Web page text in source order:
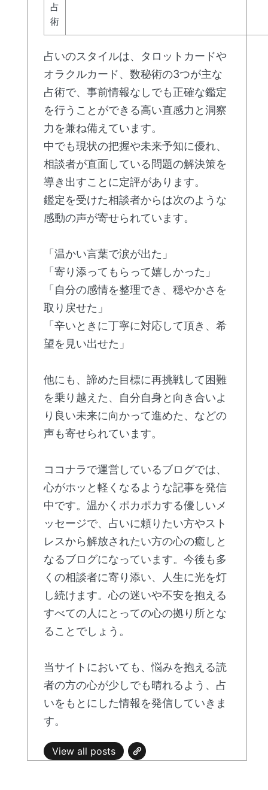
占
術
占いのスタイルは、タロットカードや
オラクルカード、数秘術の3つが主な
占術で、事前情報なしでも正確な鑑定
を行うことができる高い直感力と洞察
力を兼ね備えています。
中でも現状の把握や未来予知に優れ、
相談者が直面している問題の解決策を
導き出すことに定評があります。
鑑定を受けた相談者からは次のような
感動の声が寄せられています。
「温かい言葉で涙が出た」
「寄り添ってもらって嬉しかった」
「自分の感情を整理でき、穏やかさを
取り戻せた」
「辛いときに丁寧に対応して頂き、希
望を見い出せた」
他にも、諦めた目標に再挑戦して困難
を乗り越えた、自分自身と向き合いよ
り良い未来に向かって進めた、などの
声も寄せられています。
ココナラで運営しているブログでは、
心がホッと軽くなるような記事を発信
中です。温かくポカポカする優しいメ
ッセージで、占いに頼りたい方やスト
レスから解放されたい方の心の癒しと
なるブログになっています。今後も多
くの相談者に寄り添い、人生に光を灯
し続けます。心の迷いや不安を抱える
すべての人にとっての心の拠り所とな
ることでしょう。
当サイトにおいても、悩みを抱える読
者の方の心が少しでも晴れるよう、占
いをもとにした情報を発信していきま
す。
View all posts